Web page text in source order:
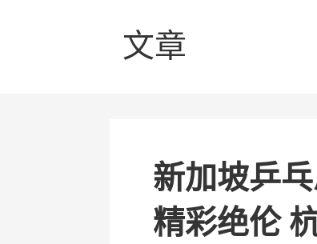
文章
新加坡乒
精彩绝伦